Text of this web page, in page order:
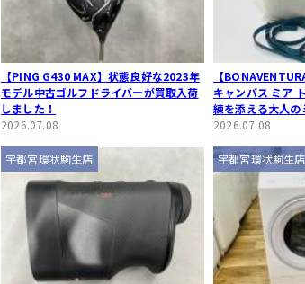
【PING G430 MAX】状態良好な2023年
モデル中古ゴルフドライバーが買取入荷
しました！
2026.07.08
【
キャンバス ミア
練を添える大人の
2026.07.08
宇都宮環状駒生店 宇都宮環状駒生店